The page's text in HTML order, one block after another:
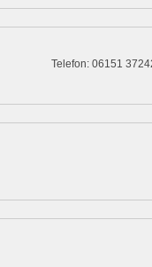
Telefon: 06151